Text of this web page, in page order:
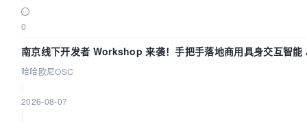
0
南京线下开发者 Workshop 来袭！手把手落地商用具身交互智
哈哈欧尼OSC
2026-08-07